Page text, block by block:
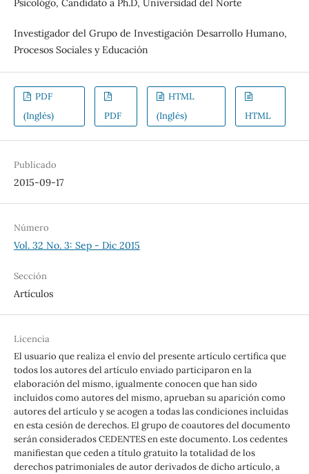
Psicológo, Candidato a Ph.D, Universidad del Norte
Investigador del Grupo de Investigación Desarrollo Humano,
Procesos Sociales y Educación
PDF
(Inglés)
PDF
HTML
(Inglés)
HTML
Publicado
2015-09-17
Número
Vol. 32 No. 3: Sep - Dic 2015
Sección
Artículos
Licencia
El usuario que realiza el envío del presente artículo certifica que
todos los autores del artículo enviado participaron en la
elaboración del mismo, igualmente conocen que han sido
incluidos como autores del mismo, aprueban su aparición como
autores del artículo y se acogen a todas las condiciones incluidas
en esta cesión de derechos. El grupo de coautores del documento
serán considerados CEDENTES en este documento. Los cedentes
manifiestan que ceden a título gratuito la totalidad de los
derechos patrimoniales de autor derivados de dicho artículo, a